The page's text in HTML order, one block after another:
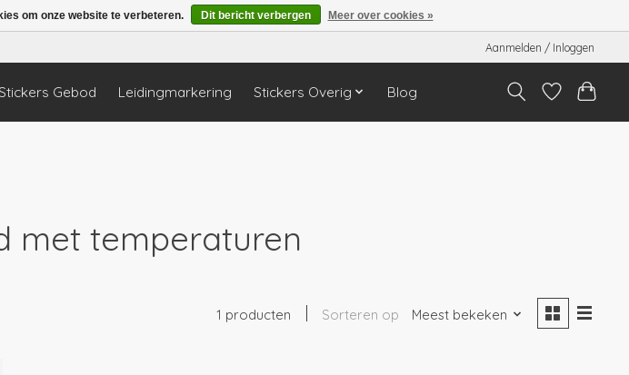
Aanmelden / Inloggen
Gebod Leidingmarkering Stickers Overig Blog
met temperaturen
1 producten Sorteren op Meest bekeken
om onze website te verbeteren. Dit bericht verbergen Meer over cookies »